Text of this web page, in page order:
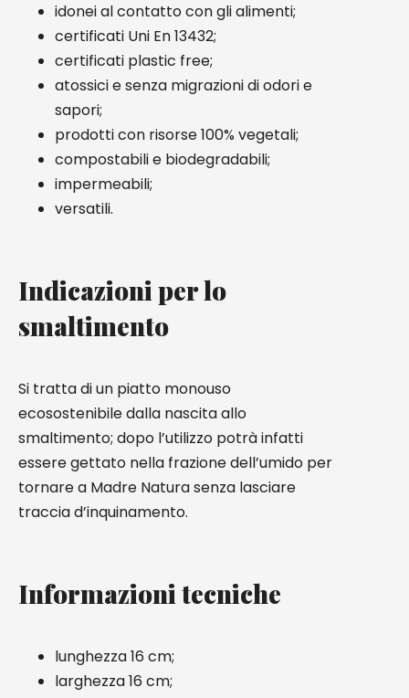
idonei al contatto con gli alimenti;
certificati Uni En 13432;
certificati plastic free;
atossici e senza migrazioni di odori e
sapori;
prodotti con risorse 100% vegetali;
compostabili e biodegradabili;
impermeabili;
versatili.
Indicazioni per lo
smaltimento
Si tratta di un piatto monouso
ecosostenibile dalla nascita allo
smaltimento; dopo l’utilizzo potrà infatti
essere gettato nella frazione dell’umido per
tornare a Madre Natura senza lasciare
traccia d’inquinamento.
Informazioni tecniche
lunghezza 16 cm;
larghezza 16 cm;